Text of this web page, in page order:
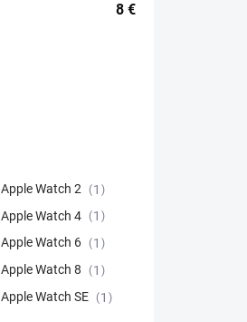
8 €
Apple Watch 2
1
Apple Watch 4
1
Apple Watch 6
1
Apple Watch 8
1
Apple Watch SE
1